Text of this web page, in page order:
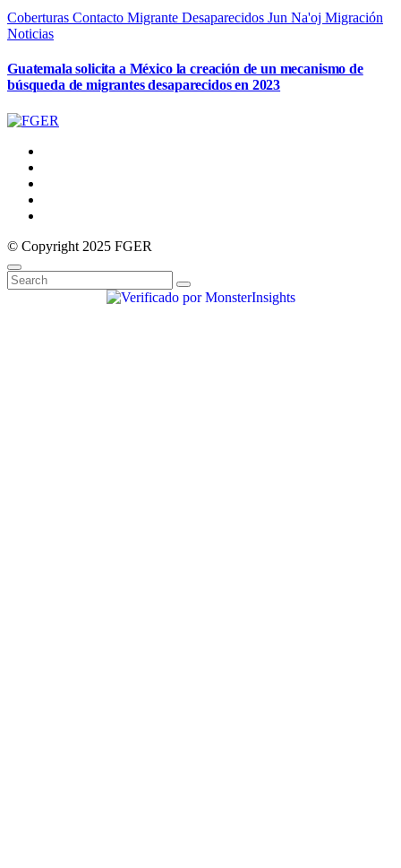
Coberturas Contacto Migrante Desaparecidos Jun Na'oj Migración
Noticias
Guatemala solicita a México la creación de un mecanismo de
búsqueda de migrantes desaparecidos en 2023
© Copyright 2025 FGER